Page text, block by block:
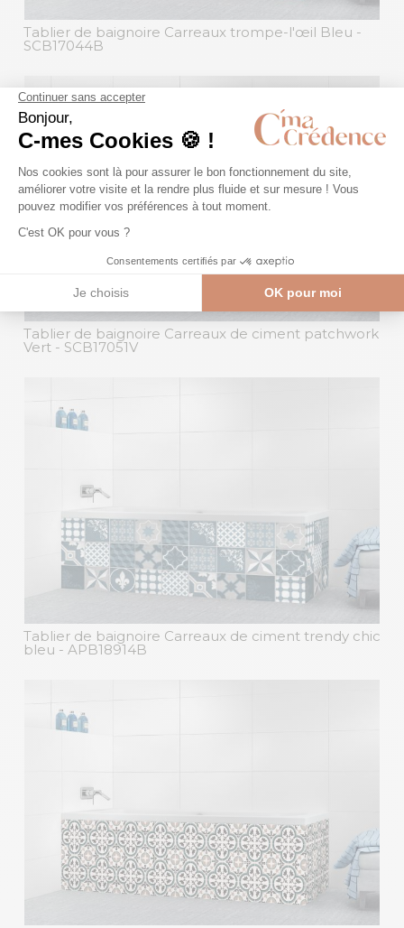
Tablier de baignoire Carreaux trompe-l'œil Bleu -
SCB17044B
Tablier de baignoire Carreaux de ciment patchwork
Vert - SCB17051V
Tablier de baignoire Carreaux de ciment trendy chic
bleu - APB18914B